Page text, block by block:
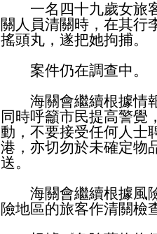
一名四十九歲女旅客
關人員清關時，在其行
搖頭丸，遂把她拘捕。
案件仍在調查中。
海關會繼續根據情報
同時呼籲市民提高警覺
動，不要接受任何人士
港，亦切勿於未確定物
送。
海關會繼續根據風險
險地區的旅客作清關檢